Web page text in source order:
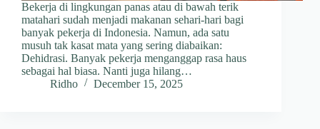
Bekerja di lingkungan panas atau di bawah terik
matahari sudah menjadi makanan sehari-hari bagi
banyak pekerja di Indonesia. Namun, ada satu
musuh tak kasat mata yang sering diabaikan:
Dehidrasi. Banyak pekerja menganggap rasa haus
sebagai hal biasa. Nanti juga hilang…
Ridho
December 15, 2025